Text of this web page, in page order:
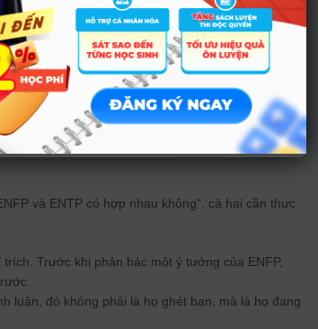
cảm, trong khi ENTP lại dùng sự tranh luận để
lầm rằng ENTP đang “tấn công” ENFP.
họ có thể dễ dàng bỏ dở mối quan hệ khi một điều
duy trì mối quan hệ
và ENTP có hợp nhau không”, cả hai cần thực
Trước khi phản bác một ý tưởng của ENFP,
luận, đó không phải là họ ghét bạn, mà là họ đang